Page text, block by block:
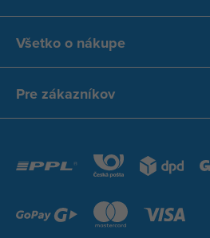
Všetko o nákupe
Pre zákazníkov